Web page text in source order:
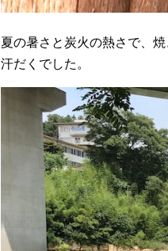
夏の暑さと炭火の熱さで、
汗だくでした。